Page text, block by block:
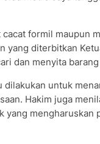
formil maupun
yang diterbitkan
dan menyita
dilakukan untuk
Hakim juga
yang mengharuskan